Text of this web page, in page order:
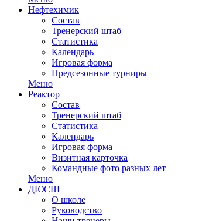
Нефтехимик
Состав
Тренерский штаб
Статистика
Календарь
Игровая форма
Предсезонные турниры
Меню
Реактор
Состав
Тренерский штаб
Статистика
Календарь
Игровая форма
Визитная карточка
Командные фото разных лет
Меню
ДЮСШ
О школе
Руководство